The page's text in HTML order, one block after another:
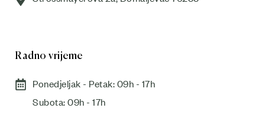
Radno vrijeme
Ponedjeljak - Petak: 09h - 17h
Subota: 09h - 17h​